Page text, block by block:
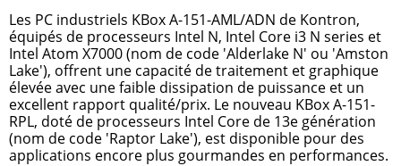
Les PC industriels KBox A-151-AML/ADN de Kontron,
équipés de processeurs Intel N, Intel Core i3 N series et
Intel Atom X7000 (nom de code 'Alderlake N' ou 'Amston
Lake'), offrent une capacité de traitement et graphique
élevée avec une faible dissipation de puissance et un
excellent rapport qualité/prix. Le nouveau KBox A-151-
RPL, doté de processeurs Intel Core de 13e génération
(nom de code 'Raptor Lake'), est disponible pour des
applications encore plus gourmandes en performances.